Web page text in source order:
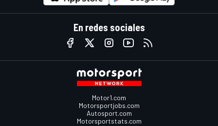
En redes sociales
Motor1.com
Motorsportjobs.com
Autosport.com
Motorsportstats.com